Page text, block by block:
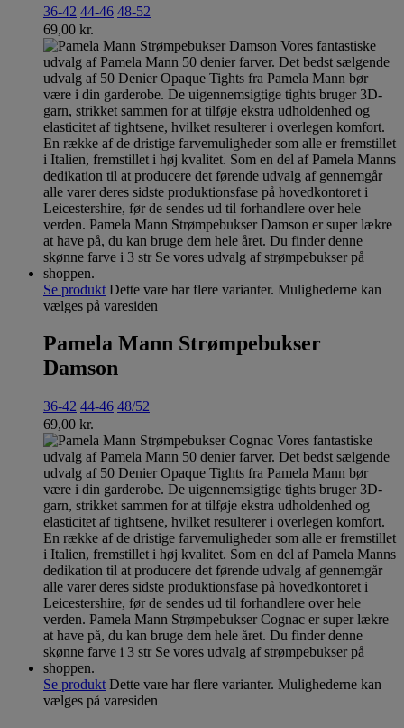
36-42 44-46 48-52
69,00 kr.
Se produkt Dette vare har flere varianter. Mulighederne kan
vælges på varesiden
Pamela Mann Strømpebukser
Damson
36-42 44-46 48/52
69,00 kr.
Se produkt Dette vare har flere varianter. Mulighederne kan
vælges på varesiden